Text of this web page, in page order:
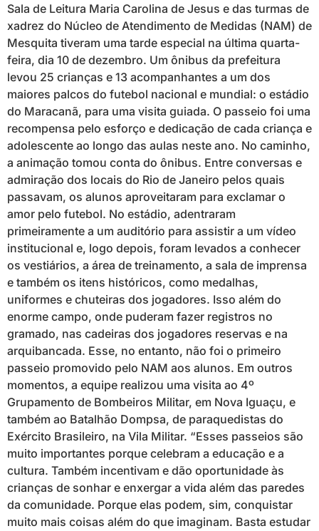
Sala de Leitura Maria Carolina de Jesus e das turmas de
xadrez do Núcleo de Atendimento de Medidas (NAM) de
Mesquita tiveram uma tarde especial na última quarta-
feira, dia 10 de dezembro. Um ônibus da prefeitura
levou 25 crianças e 13 acompanhantes a um dos
maiores palcos do futebol nacional e mundial: o estádio
do Maracanã, para uma visita guiada. O passeio foi uma
recompensa pelo esforço e dedicação de cada criança e
adolescente ao longo das aulas neste ano. No caminho,
a animação tomou conta do ônibus. Entre conversas e
admiração dos locais do Rio de Janeiro pelos quais
passavam, os alunos aproveitaram para exclamar o
amor pelo futebol. No estádio, adentraram
primeiramente a um auditório para assistir a um vídeo
institucional e, logo depois, foram levados a conhecer
os vestiários, a área de treinamento, a sala de imprensa
e também os itens históricos, como medalhas,
uniformes e chuteiras dos jogadores. Isso além do
enorme campo, onde puderam fazer registros no
gramado, nas cadeiras dos jogadores reservas e na
arquibancada. Esse, no entanto, não foi o primeiro
passeio promovido pelo NAM aos alunos. Em outros
momentos, a equipe realizou uma visita ao 4º
Grupamento de Bombeiros Militar, em Nova Iguaçu, e
também ao Batalhão Dompsa, de paraquedistas do
Exército Brasileiro, na Vila Militar. “Esses passeios são
muito importantes porque celebram a educação e a
cultura. Também incentivam e dão oportunidade às
crianças de sonhar e enxergar a vida além das paredes
da comunidade. Porque elas podem, sim, conquistar
muito mais coisas além do que imaginam. Basta estudar